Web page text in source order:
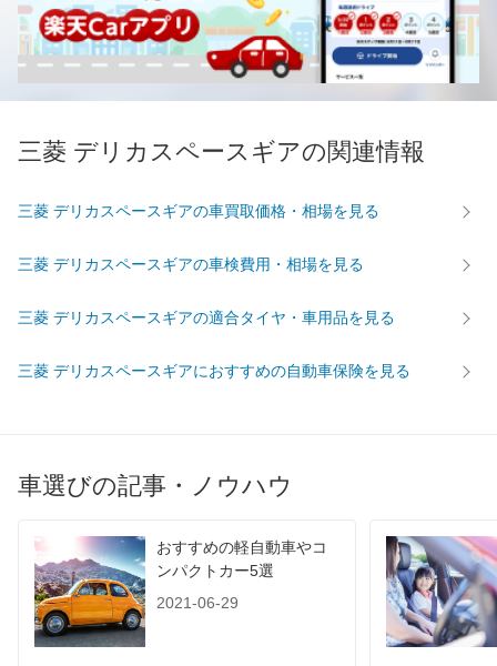
三菱 デリカスペースギアの関連情報
三菱 デリカスペースギアの車買取価格・相場を見る
三菱 デリカスペースギアの車検費用・相場を見る
三菱 デリカスペースギアの適合タイヤ・車用品を見る
三菱 デリカスペースギアにおすすめの自動車保険を見る
車選びの記事・ノウハウ
おすすめの軽自動車やコ
ンパクトカー5選
2021-06-29